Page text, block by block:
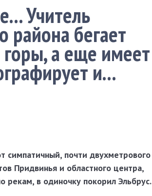
Учитель
района бегает
а еще имеет
и...
симпатичный, почти двухметрового
Придвинья и областного центра,
рекам, в одиночку покорил Эльбрус.